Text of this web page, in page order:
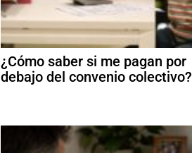
¿Cómo saber si me pagan por
debajo del convenio colectivo?